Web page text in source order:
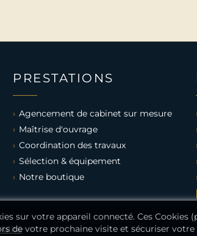
PRESTATIONS
Agencement de cabinet sur mesure
Maîtrise d'ouvrage
Coordination des travaux
Sélection & équipement
Notre boutique
sur votre appareil connecté. Ces
de votre prochaine visite et sécuriser votre